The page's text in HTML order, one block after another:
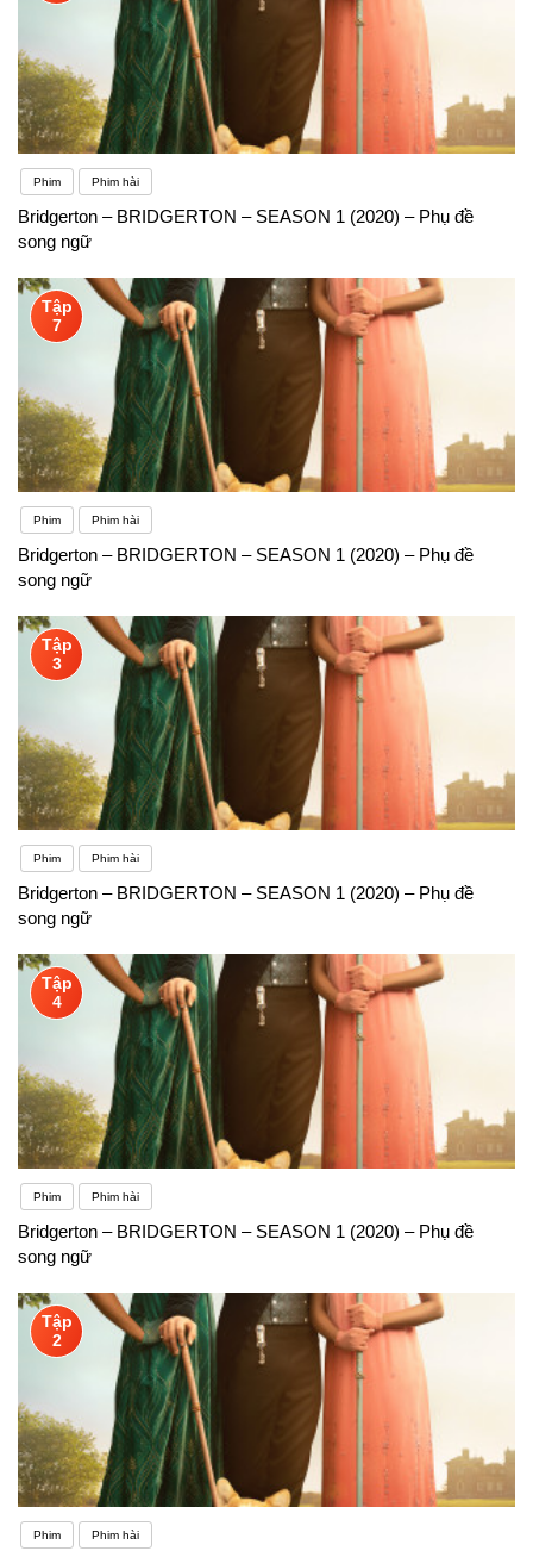
Phim Phim hài
Bridgerton – BRIDGERTON – SEASON 1 (2020) – Phụ đề
song ngữ
Tập
7
Phim Phim hài
Bridgerton – BRIDGERTON – SEASON 1 (2020) – Phụ đề
song ngữ
Tập
3
Phim Phim hài
Bridgerton – BRIDGERTON – SEASON 1 (2020) – Phụ đề
song ngữ
Tập
4
Phim Phim hài
Bridgerton – BRIDGERTON – SEASON 1 (2020) – Phụ đề
song ngữ
Tập
2
Phim Phim hài